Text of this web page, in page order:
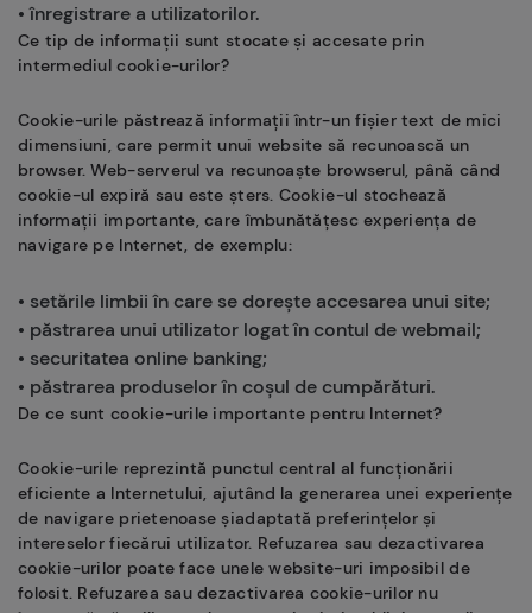
• înregistrare a utilizatorilor.
Ce tip de informații sunt stocate și accesate prin
intermediul cookie-urilor?
Cookie-urile păstrează informații într-un fișier text de mici
dimensiuni, care permit unui website să recunoască un
browser. Web-serverul va recunoaște browserul, până când
cookie-ul expiră sau este șters. Cookie-ul stochează
informații importante, care îmbunătățesc experiența de
navigare pe Internet, de exemplu:
• setările limbii în care se dorește accesarea unui site;
• păstrarea unui utilizator logat în contul de webmail;
• securitatea online banking;
• păstrarea produselor în coșul de cumpărături.
De ce sunt cookie-urile importante pentru Internet?
Cookie-urile reprezintă punctul central al funcționării
eficiente a Internetului, ajutând la generarea unei experiențe
de navigare prietenoase șiadaptată preferințelor și
intereselor fiecărui utilizator. Refuzarea sau dezactivarea
cookie-urilor poate face unele website-uri imposibil de
folosit. Refuzarea sau dezactivarea cookie-urilor nu